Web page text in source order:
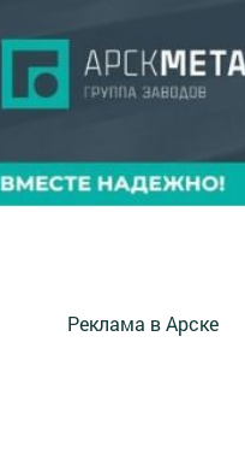
Реклама в Арске